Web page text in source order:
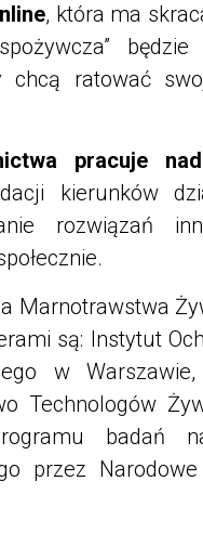
, która ma
chcą ratować
pracuje
kierunków
rozwiązań
Marnotrawstwa
są: Instytut
w
Technologów
badań
przez